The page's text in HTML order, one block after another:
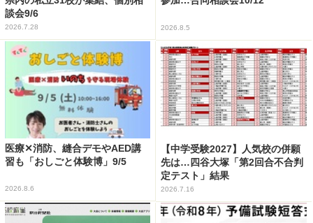
談会9/6
2026.7.28 2026.8.5
医療✕消防、縫合デモやAED講
習も「おしごと体験博」9/5
2026.8.6
【中学受験2027】人気校の併願
先は…四谷大塚「第2回合不合判
定テスト」結果
2026.7.16